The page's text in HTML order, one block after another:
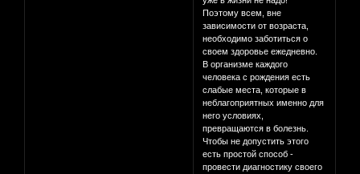
Поэтому всем, вне
зависимости от возраста,
необходимо заботиться о
своем здоровье ежедневно.
В организме каждого
человека с рождения есть
слабые места, которые в
неблагоприятных именно для
него условиях,
превращаются в болезнь.
Чтобы не допустить этого
есть простой способ -
провести диагностику своего